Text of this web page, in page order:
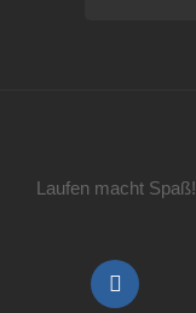
Laufen macht Spaß!